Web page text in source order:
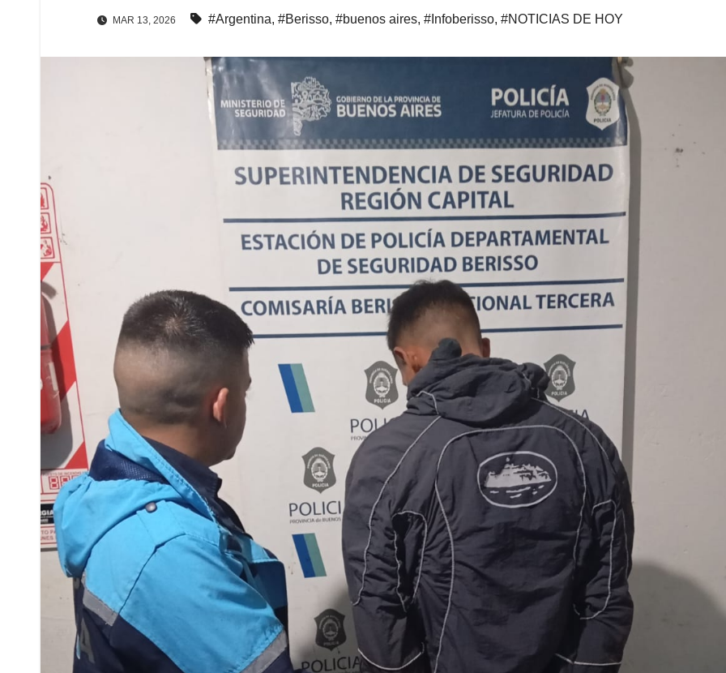
MAR 13, 2026 #Argentina, #Berisso, #buenos aires, #Infoberisso, #NOTICIAS DE HOY